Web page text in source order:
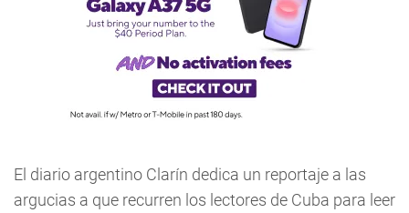
El diario argentino Clarín dedica un reportaje a las
argucias a que recurren los lectores de Cuba para leer